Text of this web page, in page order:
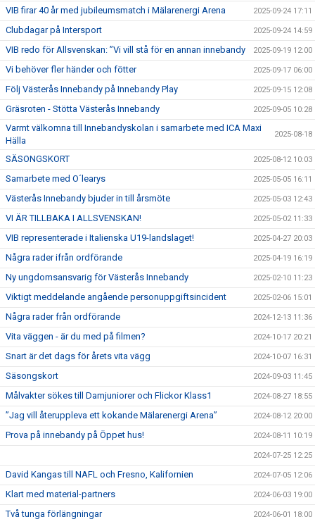
VIB firar 40 år med jubileumsmatch i Mälarenergi Arena 2025-09-24 17:11
Clubdagar på Intersport 2025-09-24 14:59
VIB redo för Allsvenskan: ”Vi vill stå för en annan innebandy 2025-09-19 12:00
Vi behöver fler händer och fötter 2025-09-17 06:00
Följ Västerås Innebandy på Innebandy Play 2025-09-15 12:08
Gräsroten - Stötta Västerås Innebandy 2025-09-05 10:28
Varmt välkomna till Innebandyskolan i samarbete med ICA Maxi
Hälla
2025-08-18
SÄSONGSKORT 2025-08-12 10:03
Samarbete med O´learys 2025-05-05 16:11
Västerås Innebandy bjuder in till årsmöte 2025-05-03 12:43
VI ÄR TILLBAKA I ALLSVENSKAN! 2025-05-02 11:33
VIB representerade i Italienska U19-landslaget! 2025-04-27 20:03
Några rader ifrån ordförande 2025-04-19 16:19
Ny ungdomsansvarig för Västerås Innebandy 2025-02-10 11:23
Viktigt meddelande angående personuppgiftsincident 2025-02-06 15:01
Några rader från ordförande 2024-12-13 11:36
Vita väggen - är du med på filmen? 2024-10-17 20:21
Snart är det dags för årets vita vägg 2024-10-07 16:31
Säsongskort 2024-09-03 11:45
Målvakter sökes till Damjuniorer och Flickor Klass1 2024-08-27 18:55
”Jag vill återuppleva ett kokande Mälarenergi Arena” 2024-08-12 20:00
Prova på innebandy på Öppet hus! 2024-08-11 10:19
2024-07-25 12:25
David Kangas till NAFL och Fresno, Kalifornien 2024-07-05 12:06
Klart med material-partners 2024-06-03 19:00
Två tunga förlängningar 2024-06-01 18:00